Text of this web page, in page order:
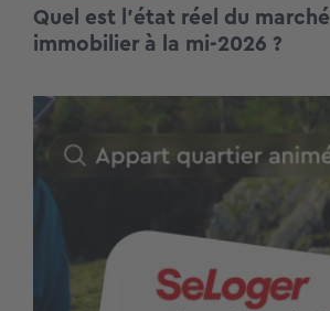
Quel est l’état réel du marché
immobilier à la mi-2026 ?